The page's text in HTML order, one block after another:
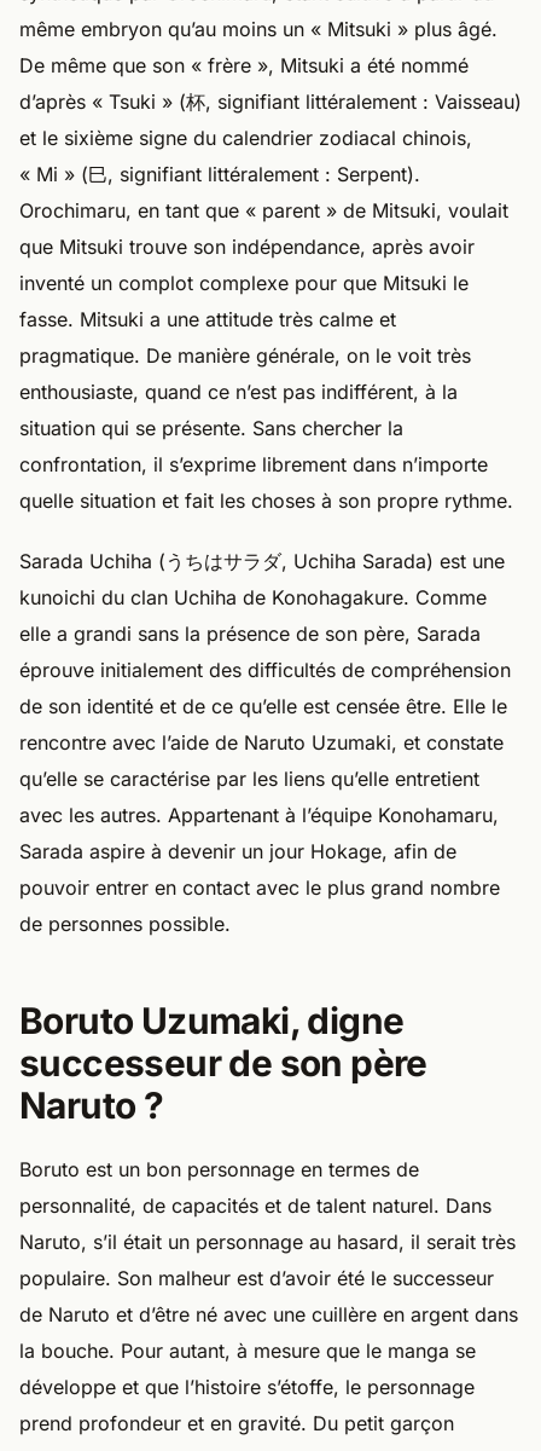
même embryon qu’au moins un « Mitsuki » plus âgé.
De même que son « frère », Mitsuki a été nommé
d’après « Tsuki » (杯, signifiant littéralement : Vaisseau)
et le sixième signe du calendrier zodiacal chinois,
« Mi » (巳, signifiant littéralement : Serpent).
Orochimaru, en tant que « parent » de Mitsuki, voulait
que Mitsuki trouve son indépendance, après avoir
inventé un complot complexe pour que Mitsuki le
fasse. Mitsuki a une attitude très calme et
pragmatique. De manière générale, on le voit très
enthousiaste, quand ce n’est pas indifférent, à la
situation qui se présente. Sans chercher la
confrontation, il s’exprime librement dans n’importe
quelle situation et fait les choses à son propre rythme.
Sarada Uchiha (うちはサラダ, Uchiha Sarada) est une
kunoichi du clan Uchiha de Konohagakure. Comme
elle a grandi sans la présence de son père, Sarada
éprouve initialement des difficultés de compréhension
de son identité et de ce qu’elle est censée être. Elle le
rencontre avec l’aide de Naruto Uzumaki, et constate
qu’elle se caractérise par les liens qu’elle entretient
avec les autres. Appartenant à l’équipe Konohamaru,
Sarada aspire à devenir un jour Hokage, afin de
pouvoir entrer en contact avec le plus grand nombre
de personnes possible.
Boruto Uzumaki, digne
successeur de son père
Naruto ?
Boruto est un bon personnage en termes de
personnalité, de capacités et de talent naturel. Dans
Naruto, s’il était un personnage au hasard, il serait très
populaire. Son malheur est d’avoir été le successeur
de Naruto et d’être né avec une cuillère en argent dans
la bouche. Pour autant, à mesure que le manga se
développe et que l’histoire s’étoffe, le personnage
prend profondeur et en gravité. Du petit garçon